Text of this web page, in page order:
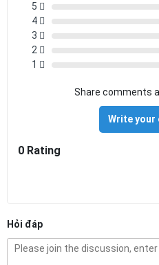
5
4
3
2
1
Share comments
Write your
0 Rating
Hỏi đáp